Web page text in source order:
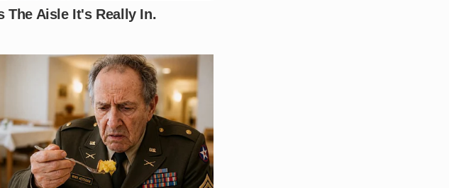
revolta. Você acredita que as autoridades devem